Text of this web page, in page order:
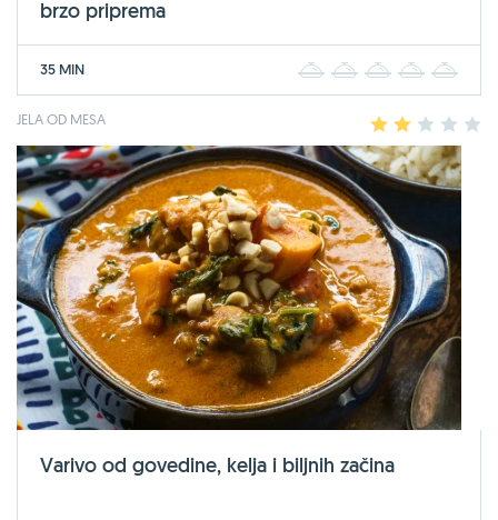
brzo priprema
35 MIN 2 3 4
JELA OD MESA 2 3 4
Varivo od govedine, kelja i biljnih začina